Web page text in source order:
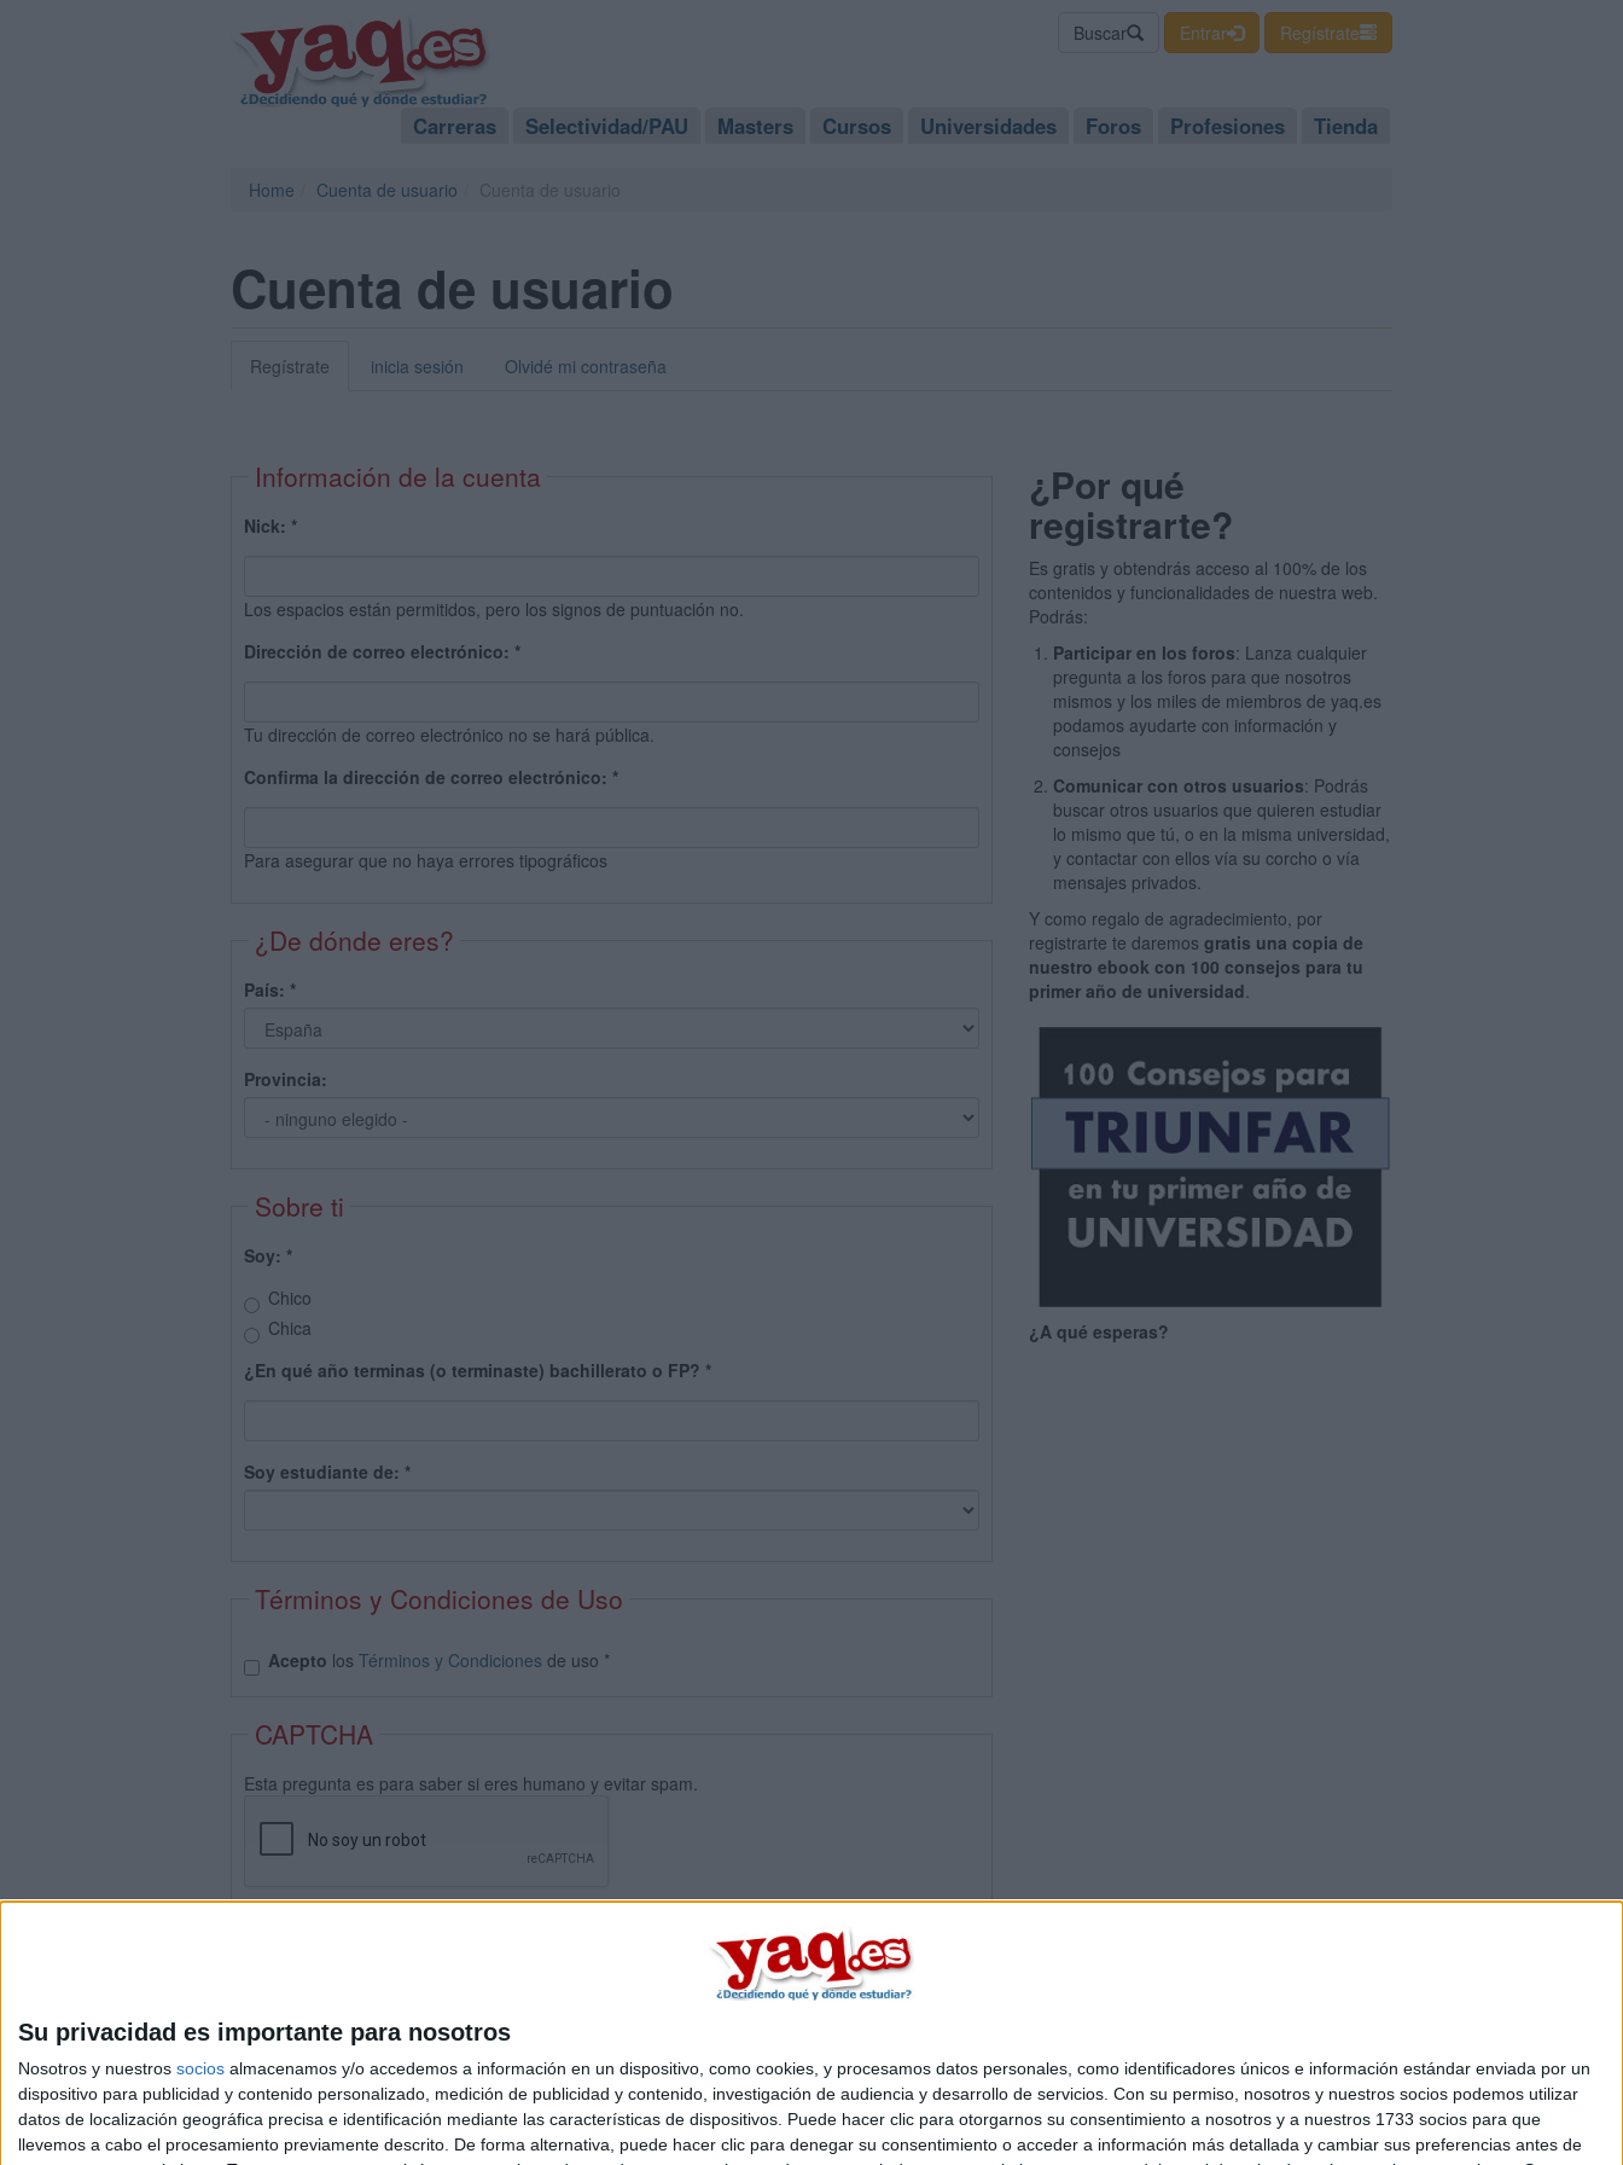
Su privacidad es importante para nosotros
Nosotros y nuestros socios almacenamos y/o accedemos a información en un dispositivo, como cookies, y procesamos datos personales, como identificadores únicos e información estándar enviada por un
dispositivo para publicidad y contenido personalizado, medición de publicidad y contenido, investigación de audiencia y desarrollo de servicios. Con su permiso, nosotros y nuestros socios podemos utilizar
datos de localización geográfica precisa e identificación mediante las características de dispositivos. Puede hacer clic para otorgarnos su consentimiento a nosotros y a nuestros 1733 socios para que
llevemos a cabo el procesamiento previamente descrito. De forma alternativa, puede hacer clic para denegar su consentimiento o acceder a información más detallada y cambiar sus preferencias antes de
Buscar Entrar Regístrate
Carreras Selectividad/PAU Masters Cursos Universidades Foros Profesiones Tienda
Home Cuenta de usuario
Cuenta de usuario
Regístrate inicia sesión Olvidé mi contraseña
Información de la cuenta
Nick: *
Los espacios están permitidos, pero los signos de puntuación no.
Dirección de correo electrónico: *
Tu dirección de correo electrónico no se hará pública.
Confirma la dirección de correo electrónico: *
Para asegurar que no haya errores tipográficos
¿De dónde eres?
País: *
Provincia:
Sobre ti
Soy: *
Chico
Chica
¿En qué año terminas (o terminaste) bachillerato o FP? *
Soy estudiante de: *
Términos y Condiciones de Uso
Acepto los Términos y Condiciones de uso *
CAPTCHA
Esta pregunta es para saber si eres humano y evitar spam.
¿Por qué
registrarte?
Es gratis y obtendrás acceso al 100% de los
contenidos y funcionalidades de nuestra web.
Podrás:
Participar en los foros: Lanza cualquier
pregunta a los foros para que nosotros
mismos y los miles de miembros de yaq.es
podamos ayudarte con información y
consejos
Comunicar con otros usuarios: Podrás
buscar otros usuarios que quieren estudiar
lo mismo que tú, o en la misma universidad,
y contactar con ellos vía su corcho o vía
mensajes privados.
Y como regalo de agradecimiento, por
registrarte te daremosgratis una copia de
nuestro ebook con 100 consejos para tu
primer año de universidad.
¿A qué esperas?
Quiénes somos |Contactar| Anúnciate
Aviso legal|Politica de privacidad|Condiciones generales|Política de cookies